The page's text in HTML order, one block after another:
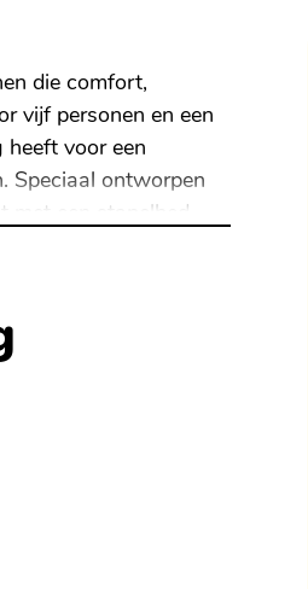
die comfort,
vijf personen en een
voor een
Speciaal ontworpen
met een stapelbed,
meenemen en heeft